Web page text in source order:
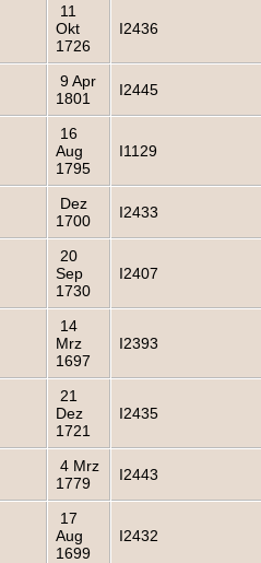
11
Okt
1726
I2436
9 Apr
1801
I2445
16
Aug
1795
I1129
Dez
1700
I2433
20
Sep
1730
I2407
14
Mrz
1697
I2393
21
Dez
1721
I2435
4 Mrz
1779
I2443
17
Aug
1699
I2432